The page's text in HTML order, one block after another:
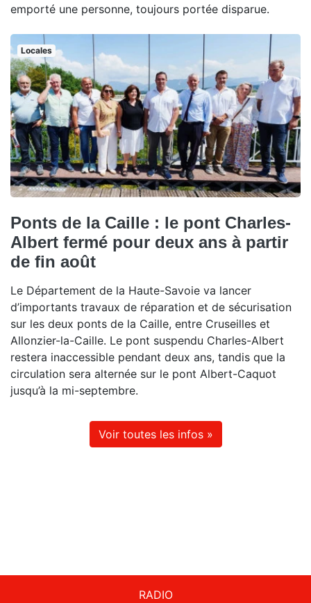
emporté une personne, toujours portée disparue.
Locales
Ponts de la Caille : le pont Charles-
Albert fermé pour deux ans à partir
de fin août
Le Département de la Haute-Savoie va lancer
d’importants travaux de réparation et de sécurisation
sur les deux ponts de la Caille, entre Cruseilles et
Allonzier-la-Caille. Le pont suspendu Charles-Albert
restera inaccessible pendant deux ans, tandis que la
circulation sera alternée sur le pont Albert-Caquot
jusqu’à la mi-septembre.
Voir toutes les infos »
RADIO